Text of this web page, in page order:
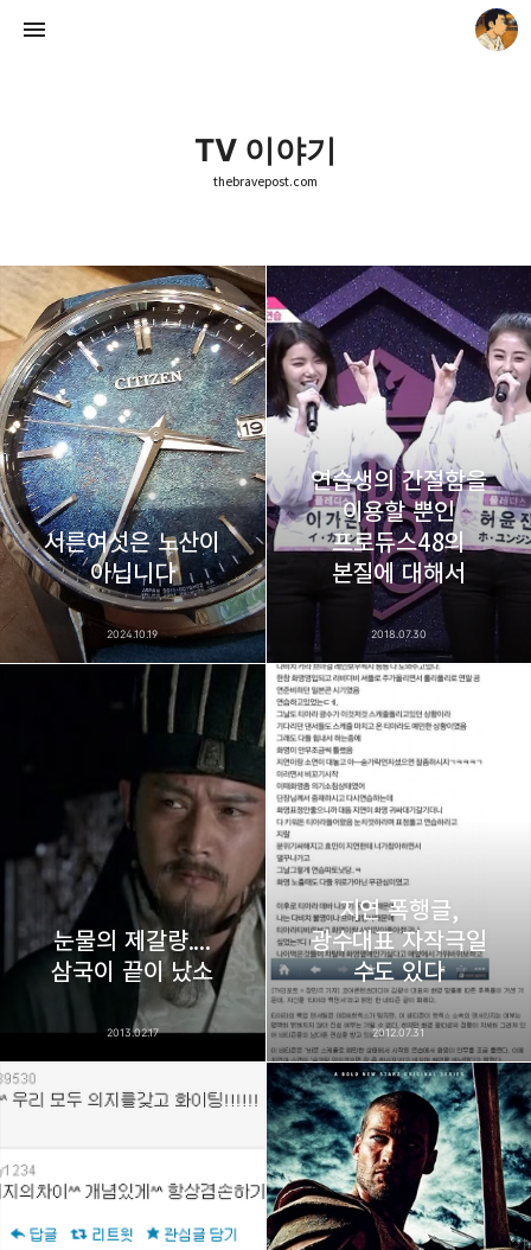
TV 이야기
thebravepost.com
서른여섯은 노산이
아닙니다
2024.10.19
연습생의 간절함을
이용할 뿐인
프로듀스48의
본질에 대해서
2018.07.30
눈물의 제갈량....
삼국이 끝이 났소
2013.02.17
지연 폭행글,
광수대표 자작극일
수도 있다
2012.07.31
thebravepost.com
안난98